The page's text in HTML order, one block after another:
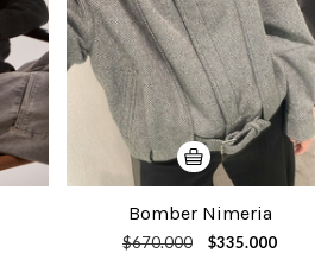
Bomber Nimeria
$670.000 $335.000